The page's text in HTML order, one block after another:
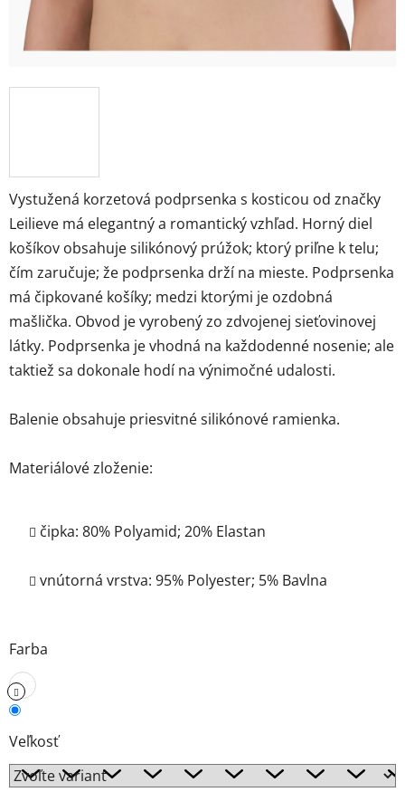
Vystužená korzetová podprsenka s kosticou od značky
Leilieve má elegantný a romantický vzhľad. Horný diel
košíkov obsahuje silikónový prúžok; ktorý priľne k telu;
čím zaručuje; že podprsenka drží na mieste. Podprsenka
má čipkované košíky; medzi ktorými je ozdobná
mašlička. Obvod je vyrobený zo zdvojenej sieťovinovej
látky. Podprsenka je vhodná na každodenné nosenie; ale
taktiež sa dokonale hodí na výnimočné udalosti.
Balenie obsahuje priesvitné silikónové ramienka.
Materiálové zloženie:
čipka: 80% Polyamid; 20% Elastan
vnútorná vrstva: 95% Polyester; 5% Bavlna
Farba
Veľkosť